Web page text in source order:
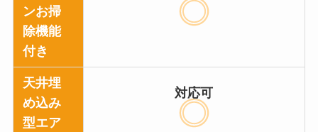
ンお掃
除機能
付き
天井埋
め込み
型エア
対応可